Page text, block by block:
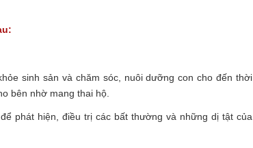
sinh sản và chăm sóc, nuôi dưỡng con cho đến thời
bên nhờ mang thai hộ.
phát hiện, điều trị các bất thường và những dị tật của